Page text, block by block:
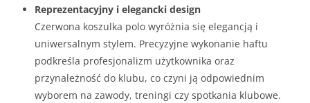
Reprezentacyjny i elegancki design
Czerwona koszulka polo wyróżnia się elegancją i
uniwersalnym stylem. Precyzyjne wykonanie haftu
podkreśla profesjonalizm użytkownika oraz
przynależność do klubu, co czyni ją odpowiednim
wyborem na zawody, treningi czy spotkania klubowe.